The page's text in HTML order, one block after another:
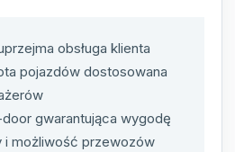
obsługa klienta
pojazdów dostosowana
gwarantująca wygodę
i możliwość przewozów